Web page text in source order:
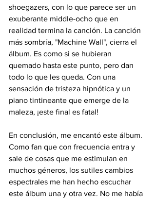
shoegazers, con lo que parece ser un
exuberante middle-ocho que en
realidad termina la canción. La canción
más sombría, "Machine Wall", cierra el
álbum. Es como si se hubieran
quemado hasta este punto, pero dan
todo lo que les queda. Con una
sensación de tristeza hipnótica y un
piano tintineante que emerge de la
maleza, ¡este final es fatal!
En conclusión, me encantó este álbum.
Como fan que con frecuencia entra y
sale de cosas que me estimulan en
muchos géneros, los sutiles cambios
espectrales me han hecho escuchar
este álbum una y otra vez. No me había